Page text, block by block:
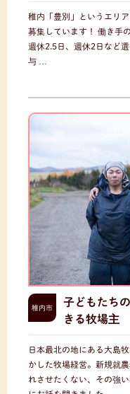
稚内「豊別」というエリ
募集しています！ 働き手
週休2.5日、週休2日など
与 …
稚内市
子どもたち
きる牧場主
日本最北の地にある大島
かした牧場経営。新規就
れさせたくない、その強